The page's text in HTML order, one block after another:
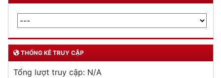
THỐNG KÊ TRUY CẬP
Tổng lượt truy cập: N/A